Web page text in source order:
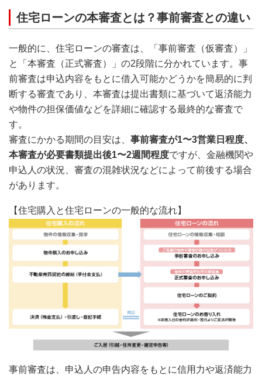
住宅ローンの本審査とは？事前審査との違い
一般的に、住宅ローンの審査は、「事前審査（仮審査）」
と「本審査（正式審査）」の2段階に分かれています。事
前審査は申込内容をもとに借入可能かどうかを簡易的に判
断する審査であり、本審査は提出書類に基づいて返済能力
や物件の担保価値などを詳細に確認する最終的な審査で
す。
審査にかかる期間の目安は、 事前審査が1〜3営業日程度、
本審査が必要書類提出後1〜2週間程度ですが、金融機関や
申込人の状況、審査の混雑状況などによって前後する場合
があります。
【住宅購入と住宅ローンの一般的な流れ】
事前審査は、申込人の申告内容をもとに信用力や返済能力